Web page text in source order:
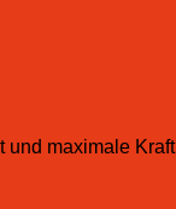
und maximale Kraft